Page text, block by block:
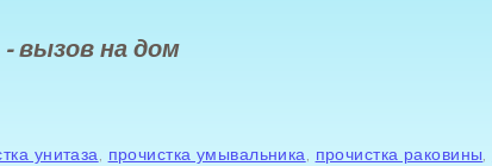
- вызов на дом
унитаза, прочистка умывальника, прочистка раковины,